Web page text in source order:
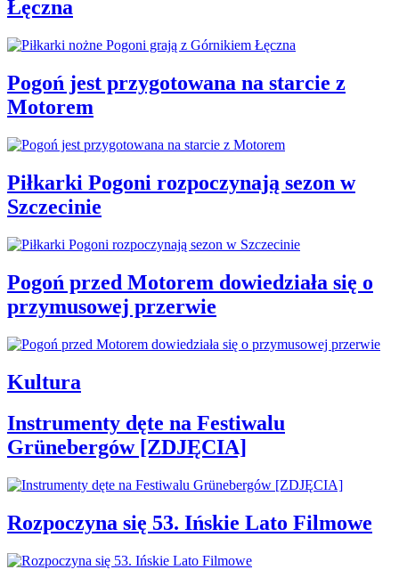
Łęczna
Pogoń jest przygotowana na starcie z
Motorem
Piłkarki Pogoni rozpoczynają sezon w
Szczecinie
Pogoń przed Motorem dowiedziała się o
przymusowej przerwie
Kultura
Instrumenty dęte na Festiwalu
Grünebergów [ZDJĘCIA]
Rozpoczyna się 53. Ińskie Lato Filmowe